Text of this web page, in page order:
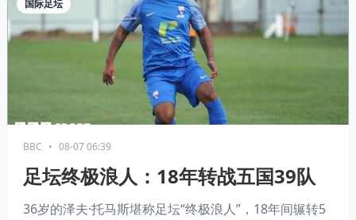
国际足坛
BBC • 08-07 06:39
足坛终极浪人：18年转战五国39队
36岁的泽夫·托马斯堪称足坛“终极浪人”，18年间辗转5